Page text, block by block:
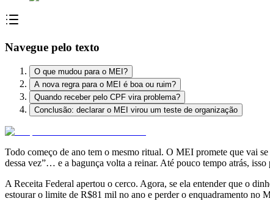
Navegue pelo texto
O que mudou para o MEI?
A nova regra para o MEI é boa ou ruim?
Quando receber pelo CPF vira problema?
Conclusão: declarar o MEI virou um teste de organização
Todo começo de ano tem o mesmo ritual. O MEI promete que vai
dessa vez”… e a bagunça volta a reinar. Até pouco tempo atrás,
A Receita Federal apertou o cerco. Agora, se ela entender que o
estourar o limite de R$81 mil no ano e perder o enquadramento no